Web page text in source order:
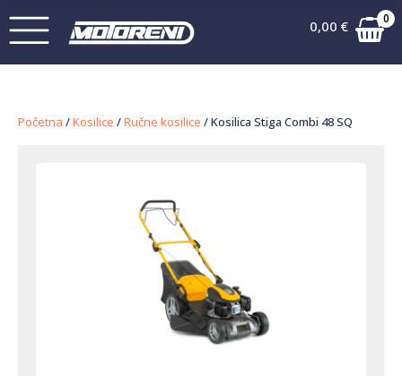
0,00 € 0
Početna /Kosilice /Ručne kosilice / Kosilica Stiga Combi 48 SQ